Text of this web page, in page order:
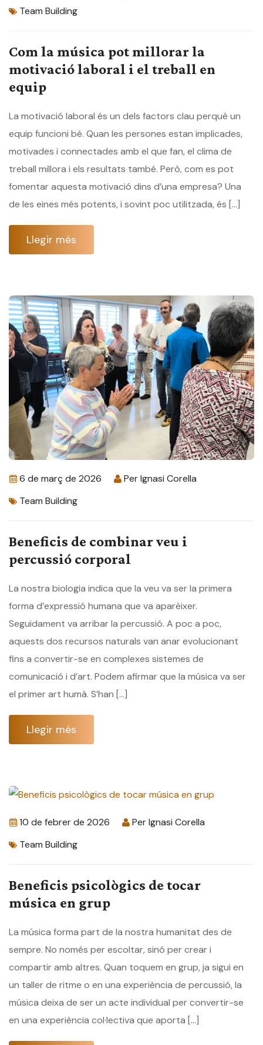
Team Building
Com la música pot millorar la
motivació laboral i el treball en
equip
La motivació laboral és un dels factors clau perquè un
equip funcioni bé. Quan les persones estan implicades,
motivades i connectades amb el que fan, el clima de
treball millora i els resultats també. Però, com es pot
fomentar aquesta motivació dins d’una empresa? Una
de les eines més potents, i sovint poc utilitzada, és […]
Llegir més
6 de març de 2026 PerIgnasi Corella
Team Building
Beneficis de combinar veu i
percussió corporal
La nostra biologia indica que la veu va ser la primera
forma d’expressió humana que va aparèixer.
Seguidament va arribar la percussió. A poc a poc,
aquests dos recursos naturals van anar evolucionant
fins a convertir-se en complexes sistemes de
comunicació i d’art. Podem afirmar que la música va ser
el primer art humà. S’han […]
Llegir més
10 de febrer de 2026 PerIgnasi Corella
Team Building
Beneficis psicològics de tocar
música en grup
La música forma part de la nostra humanitat des de
sempre. No només per escoltar, sinó per crear i
compartir amb altres. Quan toquem en grup, ja sigui en
un taller de ritme o en una experiència de percussió, la
música deixa de ser un acte individual per convertir-se
en una experiència col·lectiva que aporta […]